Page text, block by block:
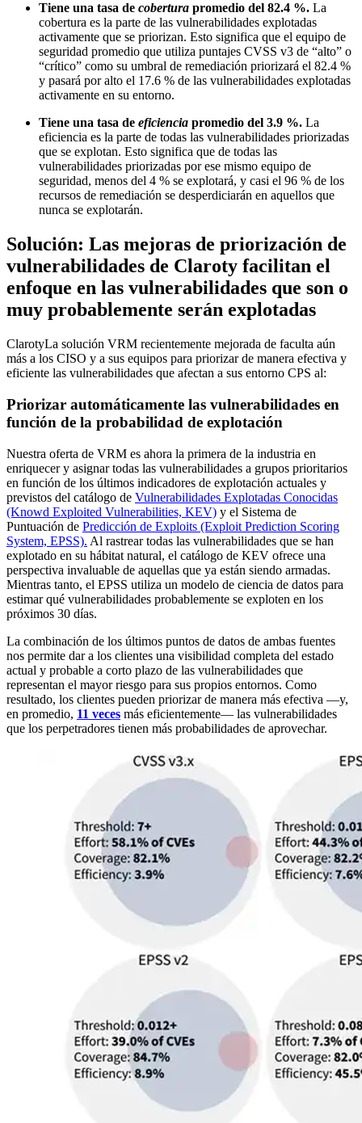
Tiene una tasa de cobertura promedio del 82.4 %. La
cobertura es la parte de las vulnerabilidades explotadas
activamente que se priorizan. Esto significa que el equipo de
seguridad promedio que utiliza puntajes CVSS v3 de “alto” o
“crítico” como su umbral de remediación priorizará el 82.4 %
y pasará por alto el 17.6 % de las vulnerabilidades explotadas
activamente en su entorno.
Tiene una tasa de eficiencia promedio del 3.9 %. La
eficiencia es la parte de todas las vulnerabilidades priorizadas
que se explotan. Esto significa que de todas las
vulnerabilidades priorizadas por ese mismo equipo de
seguridad, menos del 4 % se explotará, y casi el 96 % de los
recursos de remediación se desperdiciarán en aquellos que
nunca se explotarán.
Solución: Las mejoras de priorización de
vulnerabilidades de Claroty facilitan el
enfoque en las vulnerabilidades que son o
muy probablemente serán explotadas
ClarotyLa solución VRM recientemente mejorada de faculta aún
más a los CISO y a sus equipos para priorizar de manera efectiva y
eficiente las vulnerabilidades que afectan a sus entorno CPS al:
Priorizar automáticamente las vulnerabilidades en
función de la probabilidad de explotación
Nuestra oferta de VRM es ahora la primera de la industria en
enriquecer y asignar todas las vulnerabilidades a grupos prioritarios
en función de los últimos indicadores de explotación actuales y
previstos del catálogo de Vulnerabilidades Explotadas Conocidas
(Knowd Exploited Vulnerabilities, KEV) y el Sistema de
Puntuación de Predicción de Exploits (Exploit Prediction Scoring
System, EPSS). Al rastrear todas las vulnerabilidades que se han
explotado en su hábitat natural, el catálogo de KEV ofrece una
perspectiva invaluable de aquellas que ya están siendo armadas.
Mientras tanto, el EPSS utiliza un modelo de ciencia de datos para
estimar qué vulnerabilidades probablemente se exploten en los
próximos 30 días.
La combinación de los últimos puntos de datos de ambas fuentes
nos permite dar a los clientes una visibilidad completa del estado
actual y probable a corto plazo de las vulnerabilidades que
representan el mayor riesgo para sus propios entornos. Como
resultado, los clientes pueden priorizar de manera más efectiva —y,
en promedio, 11 veces más eficientemente— las vulnerabilidades
que los perpetradores tienen más probabilidades de aprovechar.